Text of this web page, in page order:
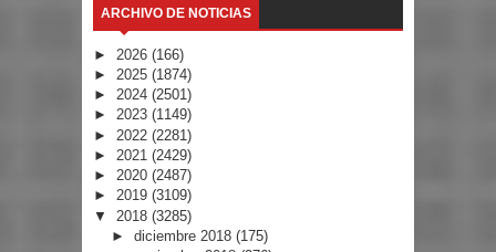
ARCHIVO DE NOTICIAS
► 2026 (166)
► 2025 (1874)
► 2024 (2501)
► 2023 (1149)
► 2022 (2281)
► 2021 (2429)
► 2020 (2487)
► 2019 (3109)
▼ 2018 (3285)
► diciembre 2018 (175)